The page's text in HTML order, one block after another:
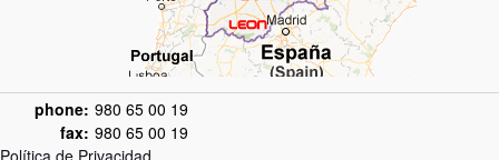
phone: 980 65 00 19
fax: 980 65 00 19
Política de Privacidad